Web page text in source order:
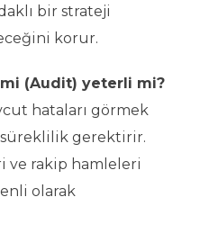
bir strateji
korur.
(Audit) yeterli mi?
hataları görmek
süreklilik gerektirir.
ve rakip hamleleri
olarak